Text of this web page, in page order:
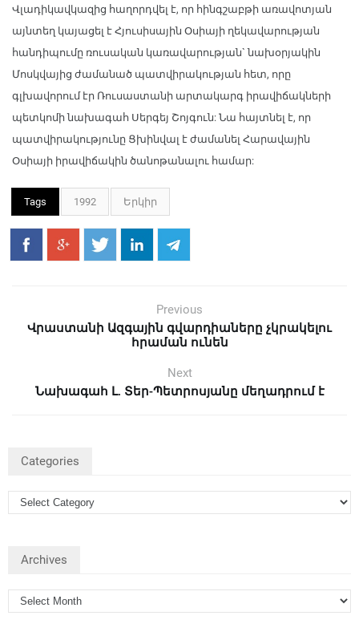
Վլադիկավկազից հաղորդվել է, որ հինգշաբթի առավոտյան
այնտեղ կայացել է Հյուսիսային Օսիայի ղեկավարության
հանդիպումը ռուսական կառավարության` նախօրյակին
Մոսկվայից ժամանած պատվիրակության հետ, որը
գլխավորում էր Ռուսաստանի արտակարգ իրավիճակների
պետկոմի նախագահ Սերգեյ Շոյգուն: Նա հայտնել է, որ
պատվիրակությունը Ցխինվալ է ժամանել Հարավային
Օսիայի իրավիճակին ծանոթանալու համար:
Tags 1992 Երկիր
Previous
Վրաստանի Ազգային գվարդիաները չկրակելու
հրաման ունեն
Next
Նախագահ Լ. Տեր-Պետրոսյանը մեղադրում է
Categories
Archives